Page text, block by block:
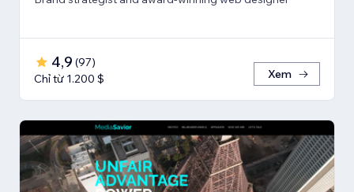
4,9 (97)
Chỉ từ 1.200 $
Xem